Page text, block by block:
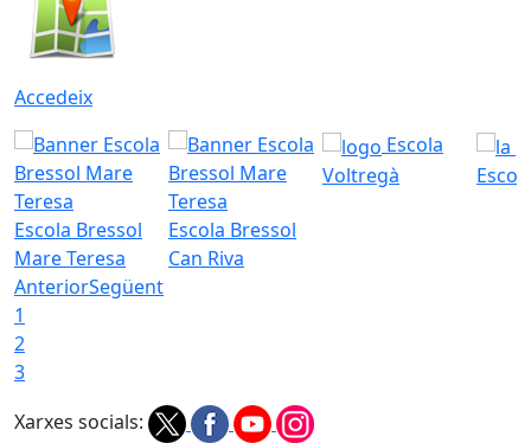
Accedeix
Escola Bressol
Mare Teresa
Escola Bressol
Can Riva
Escola
Voltregà
AnteriorSegüent
1
2
3
Xarxes socials: